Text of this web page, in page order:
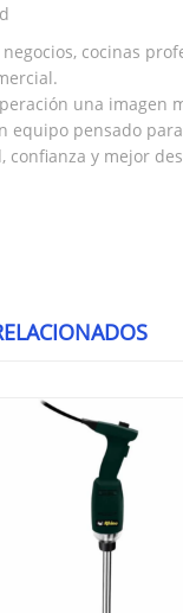
negocios, cocinas
una imagen
equipo pensado
confianza y mejor